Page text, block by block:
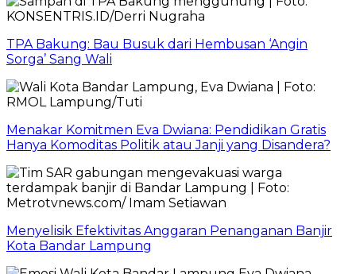
TPA Bakung: Bau Busuk dari Hembusan ‘Angin
Sorga’ Sang Wali
Menakar Komitmen Eva Dwiana: Pendidikan Gratis
Hanya Komoditas Politik atau Janji yang Disandera?
Menyelisik Efektivitas Anggaran Penanganan Banjir
Kota Bandar Lampung